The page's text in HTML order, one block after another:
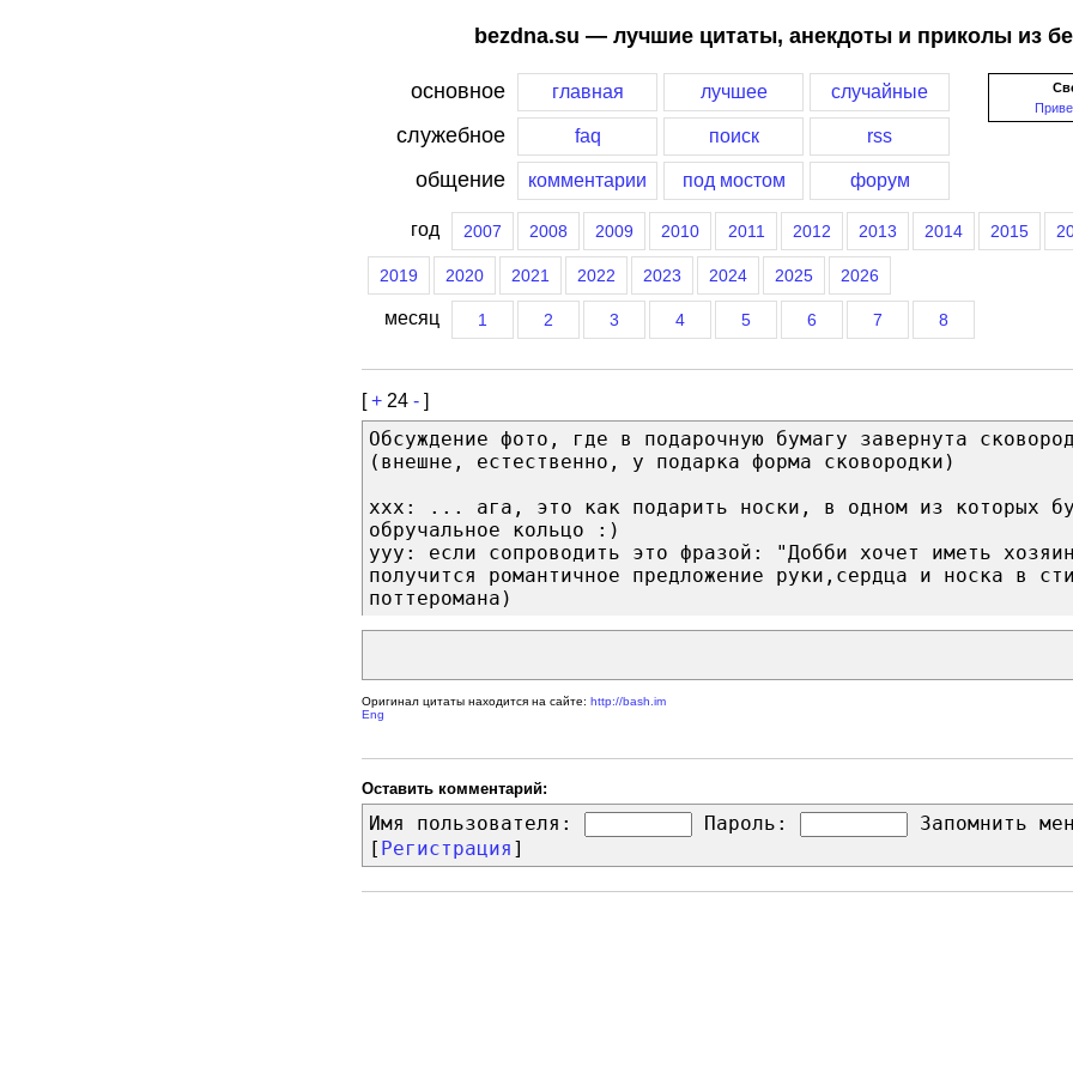
bezdna.su — лучшие цитаты, анекдоты и приколы из
основное главная лучшее случайные
служебное faq поиск rss
общение комментарии под мостом форум
год 2007 2008 2009 2010 2011 2012 2013 2014 2015
2019 2020 2021 2022 2023 2024 2025 2026
месяц 1 2 3 4 5 6 7 8
[+ 24 - ]
Обсуждение фото, где в подарочную бумагу завернута
(внешне, естественно, у подарка форма сковородки)
ххх: ... ага, это как подарить носки, в одном из которых
обручальное кольцо :)
ууу: если сопроводить это фразой: "Добби хочет иметь
получится романтичное предложение руки,сердца и носка в
поттеромана)
Оригинал цитаты находится на сайте: http://bash.im
Eng
Оставить комментарий:
Имя пользователя: Пароль:
Запомнить
[ Регистрация ]